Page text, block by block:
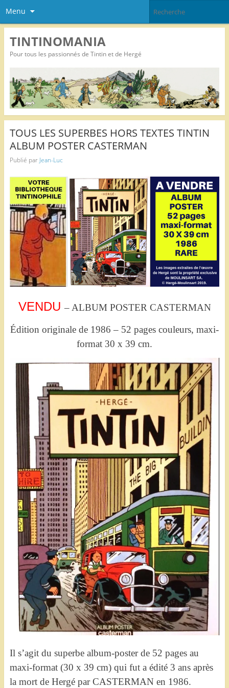
Menu
TINTINOMANIA
Pour tous les passionnés de Tintin et de Hergé
TOUS LES SUPERBES HORS TEXTES TINTIN
ALBUM POSTER CASTERMAN
Publié par Jean-Luc
VENDU – ALBUM POSTER CASTERMAN
Édition originale de 1986 – 52 pages couleurs, maxi-
format 30 x 39 cm.
Il s’agit du superbe album-poster de 52 pages au
maxi-format (30 x 39 cm) qui fut a édité 3 ans après
la mort de Hergé par CASTERMAN en 1986.